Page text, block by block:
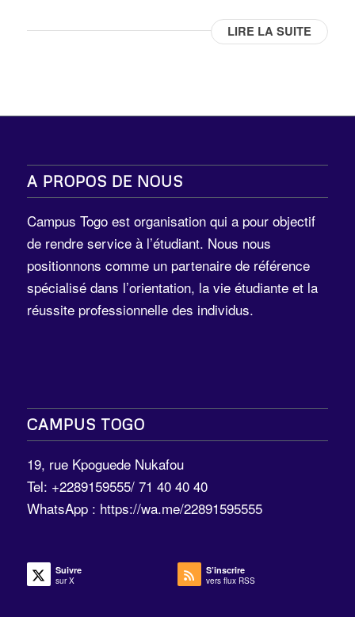
LIRE LA SUITE
A PROPOS DE NOUS
Campus Togo est organisation qui a pour objectif
de rendre service à l’étudiant. Nous nous
positionnons comme un partenaire de référence
spécialisé dans l’orientation, la vie étudiante et la
réussite professionnelle des individus.
CAMPUS TOGO
19, rue Kpoguede Nukafou
Tel: +2289159555/ 71 40 40 40
WhatsApp : https://wa.me/22891595555
Suivre
sur X
S’inscrire
vers flux RSS